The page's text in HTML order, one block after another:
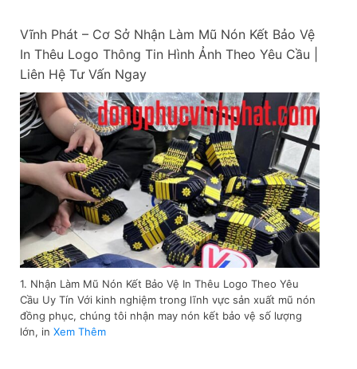
Vĩnh Phát – Cơ Sở Nhận Làm Mũ Nón Kết Bảo Vệ
In Thêu Logo Thông Tin Hình Ảnh Theo Yêu Cầu |
Liên Hệ Tư Vấn Ngay
1. Nhận Làm Mũ Nón Kết Bảo Vệ In Thêu Logo Theo Yêu
Cầu Uy Tín Với kinh nghiệm trong lĩnh vực sản xuất mũ nón
đồng phục, chúng tôi nhận may nón kết bảo vệ số lượng
lớn, in Xem Thêm